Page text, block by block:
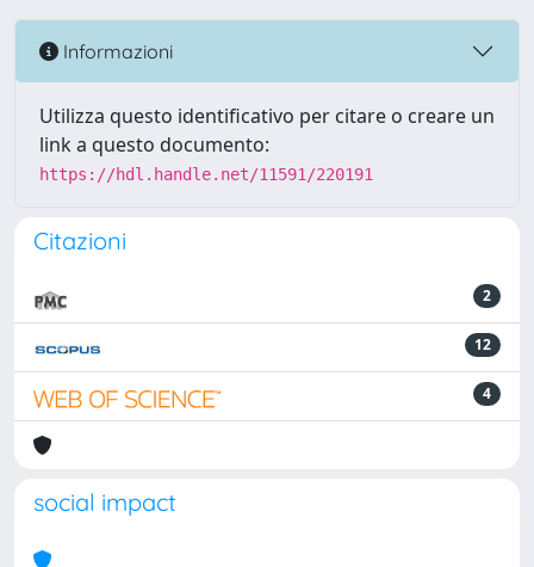
Informazioni
Utilizza questo identificativo per citare o creare un
link a questo documento:
https://hdl.handle.net/11591/220191
Citazioni
2
12
4
social impact